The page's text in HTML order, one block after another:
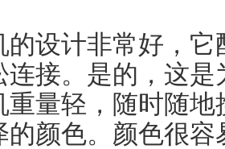
的设计非常好，
连接。是的，这
重量轻，随时随
的颜色。颜色很